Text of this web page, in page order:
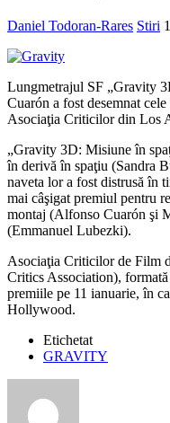
Daniel Todoran-Rares Stiri
Lungmetrajul SF „Gravity
Cuarón a fost desemnat
Asociaţia Criticilor din Los
„Gravity 3D: Misiune în
în derivă în spaţiu (Sandra
naveta lor a fost distrusă în
mai câşigat premiul pentru
montaj (Alfonso Cuarón şi
(Emmanuel Lubezki).
Asociaţia Criticilor de Film
Critics Association),
premiile pe 11 ianuarie, în
Hollywood.
Etichetat
GRAVITY